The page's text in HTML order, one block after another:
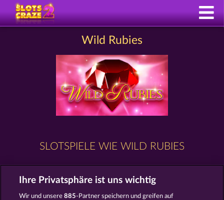
Wild Rubies
SLOTSPIELE WIE WILD RUBIES
Ihre Privatsphäre ist uns wichtig
Wir und unsere885-Partner speichern und greifen auf